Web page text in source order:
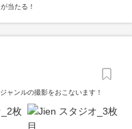
当たる！
ャンルの撮影をおこないます！